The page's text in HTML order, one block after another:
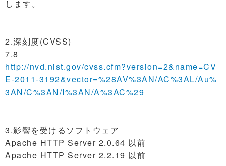
します。
2.深刻度(CVSS)
7.8
http://nvd.nist.gov/cvss.cfm?version=2&name=CV
E-2011-3192&vector=%28AV%3AN/AC%3AL/Au%
3AN/C%3AN/I%3AN/A%3AC%29
3.影響を受けるソフトウェア
Apache HTTP Server 2.0.64 以前
Apache HTTP Server 2.2.19 以前